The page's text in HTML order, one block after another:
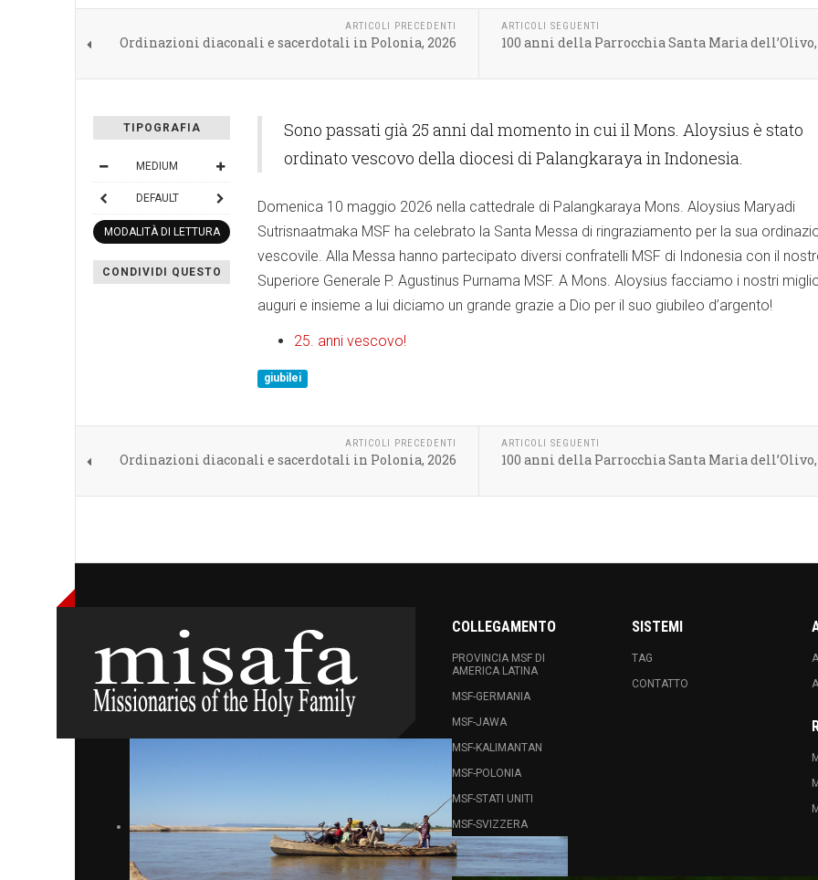
ARTICOLI PRECEDENTI
Ordinazioni diaconali e sacerdotali in Polonia, 2026
ARTICOLI SEGUENTI
100 anni della Parrocchia Santa Maria
TIPOGRAFIA
MEDIUM
DEFAULT
MODALITÀ DI LETTURA
CONDIVIDI QUESTO
Sono passati già 25 anni dal momento in cui il Mons. Aloysius è stato
ordinato vescovo della diocesi di Palangkaraya in Indonesia.
Domenica 10 maggio 2026 nella cattedrale di Palangkaraya Mons. Aloysius Maryadi
Sutrisnaatmaka MSF ha celebrato la Santa Messa di ringraziamento per la sua
vescovile. Alla Messa hanno partecipato diversi confratelli MSF di Indonesia con il
Superiore Generale P. Agustinus Purnama MSF. A Mons. Aloysius facciamo i nostri
auguri e insieme a lui diciamo un grande grazie a Dio per il suo giubileo d’argento!
25. anni vescovo!
giubilei
ARTICOLI PRECEDENTI
Ordinazioni diaconali e sacerdotali in Polonia, 2026
ARTICOLI SEGUENTI
100 anni della Parrocchia Santa Maria
COLLEGAMENTO
PROVINCIA MSF DI
AMERICA LATINA
MSF-GERMANIA
MSF-JAWA
MSF-KALIMANTAN
MSF-POLONIA
MSF-STATI UNITI
MSF-SVIZZERA
SISTEMI
TAG
CONTATTO